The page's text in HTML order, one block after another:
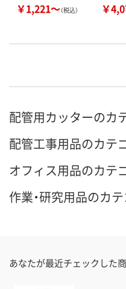
￥1,221～（税込） ￥
配管用カッターのカ
配管工事用品のカテ
オフィス用品のカテ
作業・研究用品のカ
あなたが最近チェックした